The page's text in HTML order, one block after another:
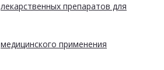
лекарственных препаратов для
медицинского применения